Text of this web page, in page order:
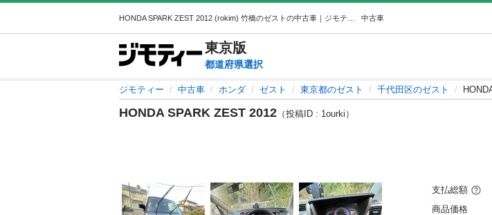
中古車
東京版
都道府県選択
ジモティー 中古車 ホンダ ゼスト 東京都のゼスト 千代田区のゼスト
HONDA SPARK ZEST 2012 （投稿ID : 1ourki）
支払総額
商品価格